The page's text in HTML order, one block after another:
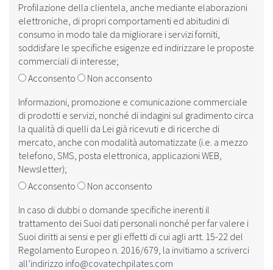
Profilazione della clientela, anche mediante elaborazioni
elettroniche, di propri comportamenti ed abitudini di
consumo in modo tale da migliorare i servizi forniti,
soddisfare le specifiche esigenze ed indirizzare le proposte
commerciali di interesse;
Acconsento
Non acconsento
Informazioni, promozione e comunicazione commerciale
di prodotti e servizi, nonché di indagini sul gradimento circa
la qualità di quelli da Lei già ricevuti e di ricerche di
mercato, anche con modalità automatizzate (i.e. a mezzo
telefono, SMS, posta elettronica, applicazioni WEB,
Newsletter);
Acconsento
Non acconsento
In caso di dubbi o domande specifiche inerenti il
trattamento dei Suoi dati personali nonché per far valere i
Suoi diritti ai sensi e per gli effetti di cui agli artt. 15-22 del
Regolamento Europeo n. 2016/679, la invitiamo a scriverci
all’indirizzo info@covatechpilates.com